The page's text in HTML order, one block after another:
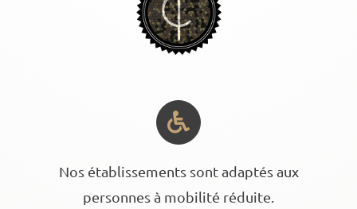
Nos établissements sont adaptés aux
personnes à mobilité réduite.